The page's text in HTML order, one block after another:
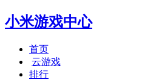
小米游戏中心
首页
云游戏
排行